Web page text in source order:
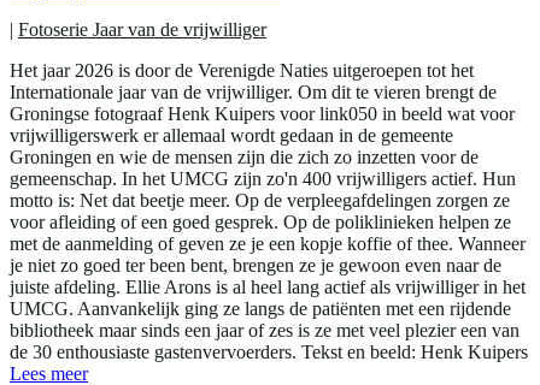
| Fotoserie Jaar van de vrijwilliger
Het jaar 2026 is door de Verenigde Naties uitgeroepen tot het
Internationale jaar van de vrijwilliger. Om dit te vieren brengt de
Groningse fotograaf Henk Kuipers voor link050 in beeld wat voor
vrijwilligerswerk er allemaal wordt gedaan in de gemeente
Groningen en wie de mensen zijn die zich zo inzetten voor de
gemeenschap. In het UMCG zijn zo'n 400 vrijwilligers actief. Hun
motto is: Net dat beetje meer. Op de verpleegafdelingen zorgen ze
voor afleiding of een goed gesprek. Op de poliklinieken helpen ze
met de aanmelding of geven ze je een kopje koffie of thee. Wanneer
je niet zo goed ter been bent, brengen ze je gewoon even naar de
juiste afdeling. Ellie Arons is al heel lang actief als vrijwilliger in het
UMCG. Aanvankelijk ging ze langs de patiënten met een rijdende
bibliotheek maar sinds een jaar of zes is ze met veel plezier een van
de 30 enthousiaste gastenvervoerders. Tekst en beeld: Henk Kuipers
Lees meer